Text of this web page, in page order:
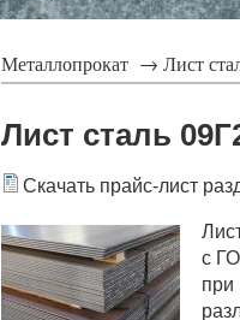
Металлопрокат → Лист
Лист сталь
Скачать прайс-лист
с
при